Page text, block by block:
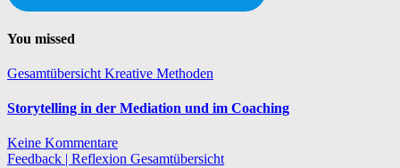
You missed
Gesamtübersicht Kreative Methoden
Storytelling in der Mediation und im Coaching
Keine Kommentare
Feedback | Reflexion Gesamtübersicht